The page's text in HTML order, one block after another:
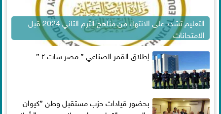
التعليم تشدد على الانتهاء من مناهج الترم الثاني 2024 قبل
الامتحانات
إطلاق القمر الصناعي ” مصر سات ٢ ”
بحضور قيادات حزب مستقبل وطن ”كيوان